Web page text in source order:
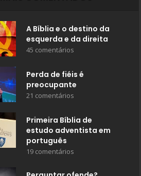
A Bíblia e o destino da
esquerda e da direita
45 comentários
Perda de fiéis é
preocupante
21 comentários
Primeira Bíblia de
estudo adventista em
português
19 comentários